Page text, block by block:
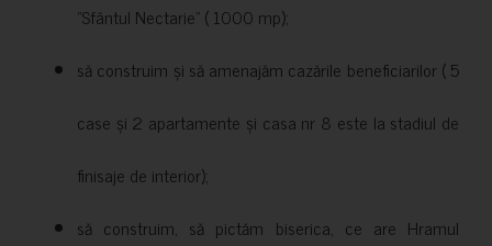
”Sfântul Nectarie” ( 1000 mp);
să construim și să amenajăm cazările beneficiarilor ( 5
case și 2 apartamente și casa nr 8 este la stadiul de
finisaje de interior);
să construim, să pictăm biserica, ce are Hramul